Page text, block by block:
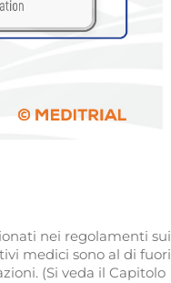
nei regolamenti sui
medici sono al di fuori
(Si veda il Capitolo